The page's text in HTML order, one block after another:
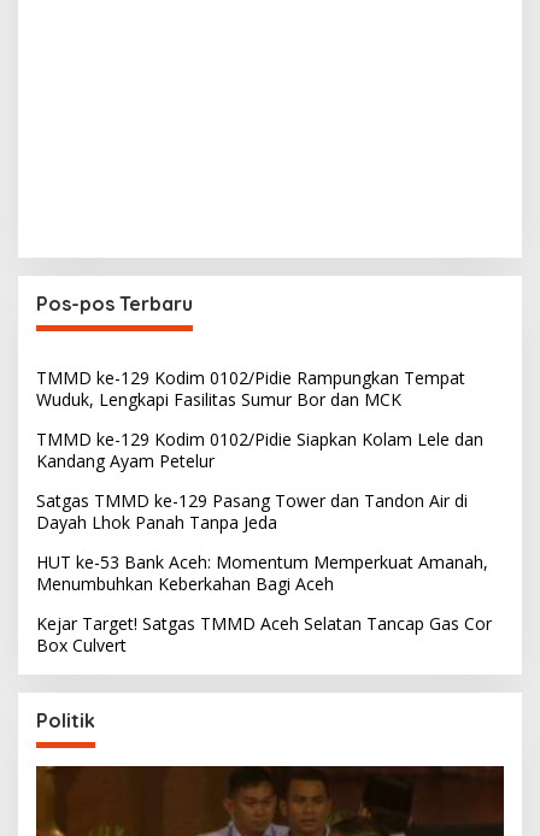
Pos-pos Terbaru
TMMD ke-129 Kodim 0102/Pidie Rampungkan Tempat
Wuduk, Lengkapi Fasilitas Sumur Bor dan MCK
TMMD ke-129 Kodim 0102/Pidie Siapkan Kolam Lele dan
Kandang Ayam Petelur
Satgas TMMD ke-129 Pasang Tower dan Tandon Air di
Dayah Lhok Panah Tanpa Jeda
HUT ke-53 Bank Aceh: Momentum Memperkuat Amanah,
Menumbuhkan Keberkahan Bagi Aceh
Kejar Target! Satgas TMMD Aceh Selatan Tancap Gas Cor
Box Culvert
Politik